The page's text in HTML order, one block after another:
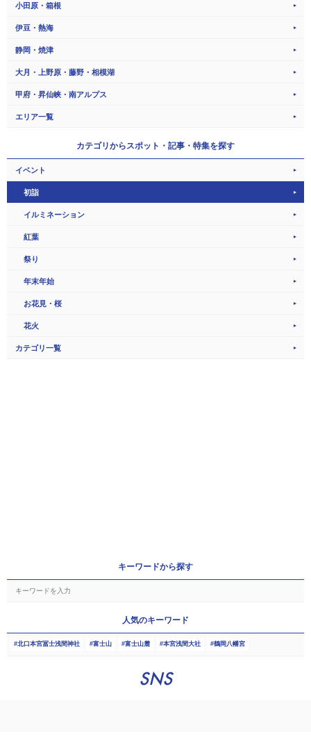
小田原・箱根
伊豆・熱海
静岡・焼津
大月・上野原・藤野・相模湖
甲府・昇仙峡・南アルプス
エリア一覧
カテゴリからスポット・記事・特集を探す
イベント
初詣
イルミネーション
紅葉
祭り
年末年始
お花見・桜
花火
カテゴリ一覧
キーワードから探す
人気のキーワード
北口本宮冨士浅間神社 富士山 富士山麓 本宮浅間大社 鶴岡八幡宮
SNS